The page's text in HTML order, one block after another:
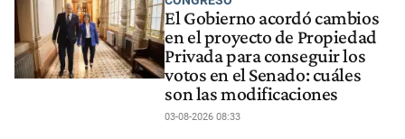
El Gobierno acordó cambios
en el proyecto de Propiedad
Privada para conseguir los
votos en el Senado: cuáles
son las modificaciones
03-08-2026 08:33